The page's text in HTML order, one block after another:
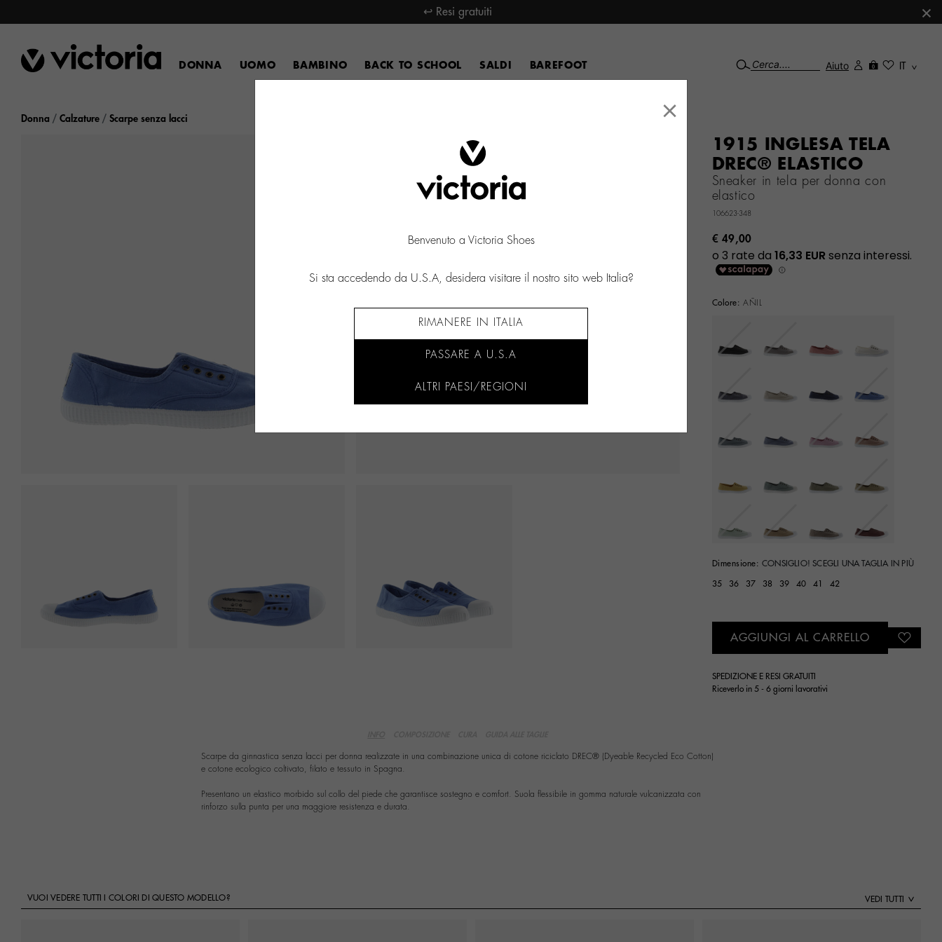
↩ Resi gratuiti ×
DONNA UOMO BAMBINO BACK TO SCHOOL SALDI BAREFOOT Aiuto
Donna Calzature Scarpe senza lacci
1915 INGLESA TELA
DREC® ELASTICO
Sneaker in tela per donna con
elastico
106623-348
€ 49,00
Colore: AÑIL
Dimensione: CONSIGLIO! SCEGLI UNA TAGLIA IN PIÙ
35 36 37 38 39 40 41 42
AGGIUNGI AL CARRELLO
SPEDIZIONE E RESI GRATUITI
Riceverlo in 5 - 6 giorni lavorativi
Scarpe da ginnastica senza lacci per donna realizzate in una combinazione unica di cotone riciclato DREC® (Dyeable Recycled Eco Cotton)
e cotone ecologico coltivato, filato e tessuto in Spagna.
Presentano un elastico morbido sul collo del piede che garantisce sostegno e comfort. Suola flessibile in gomma naturale vulcanizzata con
rinforzo sulla punta per una maggiore resistenza e durata.
VUOI VEDERE TUTTI I COLORI DI QUESTO MODELLO? VEDI TUTTI
×
Benvenuto a Victoria Shoes
Si sta accedendo da U.S.A, desidera visitare il nostro sito web Italia?
RIMANERE IN ITALIA
PASSARE A U.S.A
ALTRI PAESI/REGIONI